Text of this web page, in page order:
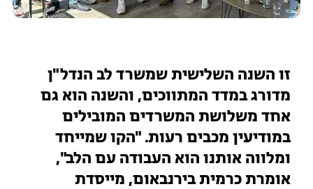
זו השנה השלישית שמשרד לב הנדל"ן
מדורג במדד המתווכים, והשנה הוא גם
אחד משלושת המשרדים המובילים
במודיעין מכבים רעות. "הקו שמייחד
ומלווה אותנו הוא העבודה עם הלב",
אומרת כרמית בירנבאום, מייסדת